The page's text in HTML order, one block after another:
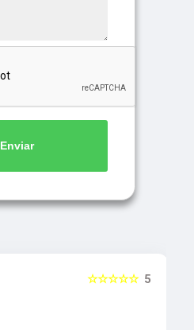
Enviar
5
☆☆☆☆☆